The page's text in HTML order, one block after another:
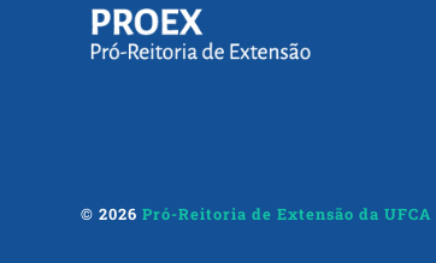
© 2026Pró-Reitoria de Extensão da UFCA